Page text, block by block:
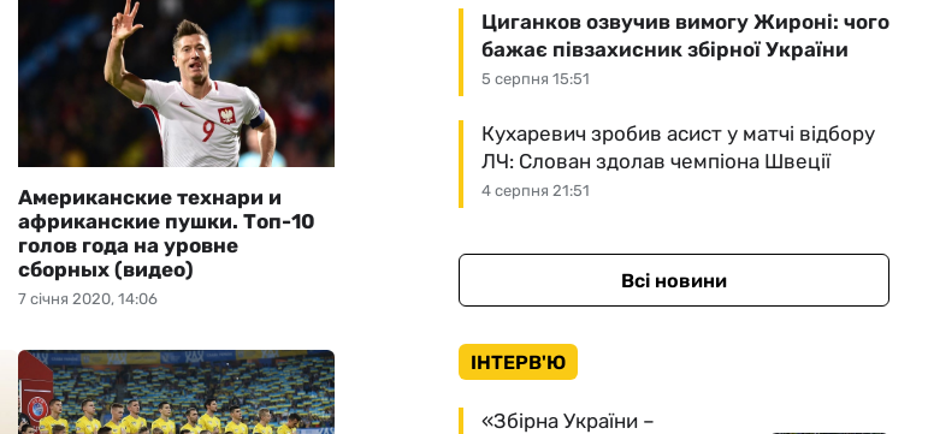
7 січня 2020, 14:06
Американские технари и
африканские пушки. Топ-10
голов года на уровне
сборных (видео)
5 серпня 15:51
Циганков озвучив вимогу Жироні: чого
бажає півзахисник збірної України
4 серпня 21:51
Кухаревич зробив асист у матчі відбору
ЛЧ: Слован здолав чемпіона Швеції
Всі новини
ІНТЕРВ'Ю
«Збірна України –